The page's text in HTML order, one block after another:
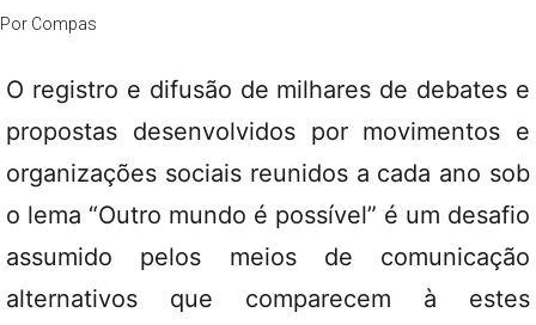
Por Compas
O registro e difusão de milhares de debates e
propostas desenvolvidos por movimentos e
organizações sociais reunidos a cada ano sob
o lema “Outro mundo é possível” é um desafio
assumido pelos meios de comunicação
alternativos que comparecem à estes